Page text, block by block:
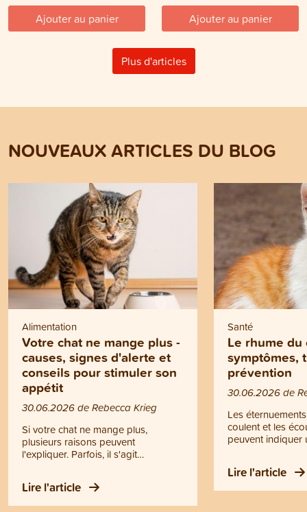
Ajouter au panier Ajouter au panier
Plus d'articles
NOUVEAUX ARTICLES DU BLOG
Alimentation
Votre chat ne mange plus -
causes, signes d'alerte et
conseils pour stimuler son
appétit
30.06.2026 de Rebecca Krieg
Si votre chat ne mange plus,
plusieurs raisons peuvent
l'expliquer. Parfois, il s'agit
passager. Dans d'autres cas, une
perte d'appétit peut être le signe
d'un problème de santé. Mais
Lire l'article
Santé
Le rhume du
symptômes,
prévention
30.06.2026 de
Les
coulent et les
peuvent indiquer
rhume, mais
contagieuse des
supérieures. Le
Lire l'article